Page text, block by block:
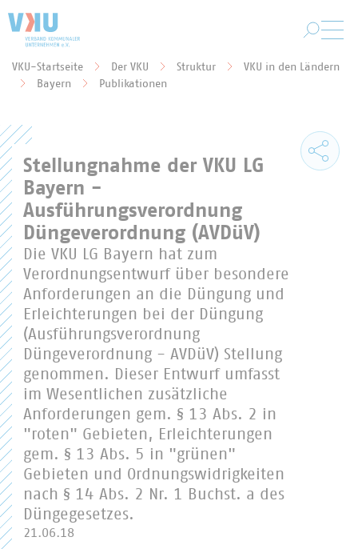
Sie befinden sich hier:
VKU-Startseite Der VKU Struktur
VKU in den Ländern
Bayern
Publikationen
Stellungnahme der VKU LG
Bayern -
Ausführungsverordnung
Düngeverordnung (AVDüV)
Die VKU LG Bayern hat zum
Verordnungsentwurf über besondere
Anforderungen an die Düngung und
Erleichterungen bei der Düngung
(Ausführungsverordnung
Düngeverordnung - AVDüV) Stellung
genommen. Dieser Entwurf umfasst
im Wesentlichen zusätzliche
Anforderungen gem. § 13 Abs. 2 in
"roten" Gebieten, Erleichterungen
gem. § 13 Abs. 5 in "grünen"
Gebieten und Ordnungswidrigkeiten
nach § 14 Abs. 2 Nr. 1 Buchst. a des
Düngegesetzes.
21.06.18